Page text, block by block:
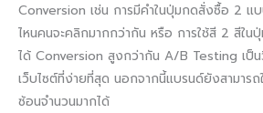
Conversion เช่น การมีคำในปุ่มกดสั่งซื้อ 2 แ
ไหนคนจะคลิกมากกว่ากัน หรือ การใช้สี 2 สีใน
ได้ Conversion สูงกว่ากัน A/B Testing เป็
เว็บไซต์ที่ง่ายที่สุด นอกจากนี้แบรนด์ยังสามาร
ซ้อนจำนวนมากได้